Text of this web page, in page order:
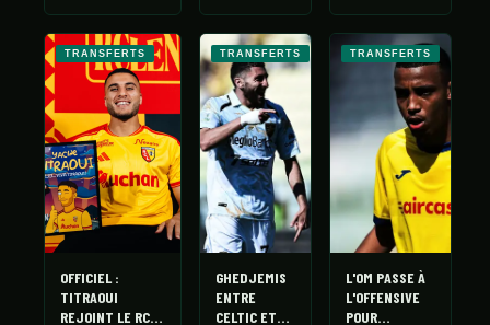
CROIX
DESSUS
TRANSFERTS
OFFICIEL :
TITRAOUI
REJOINT LE RC
TRANSFERTS
GHEDJEMIS
ENTRE
CELTIC ET
TRANSFERTS
L'OM PASSE À
L'OFFENSIVE
POUR